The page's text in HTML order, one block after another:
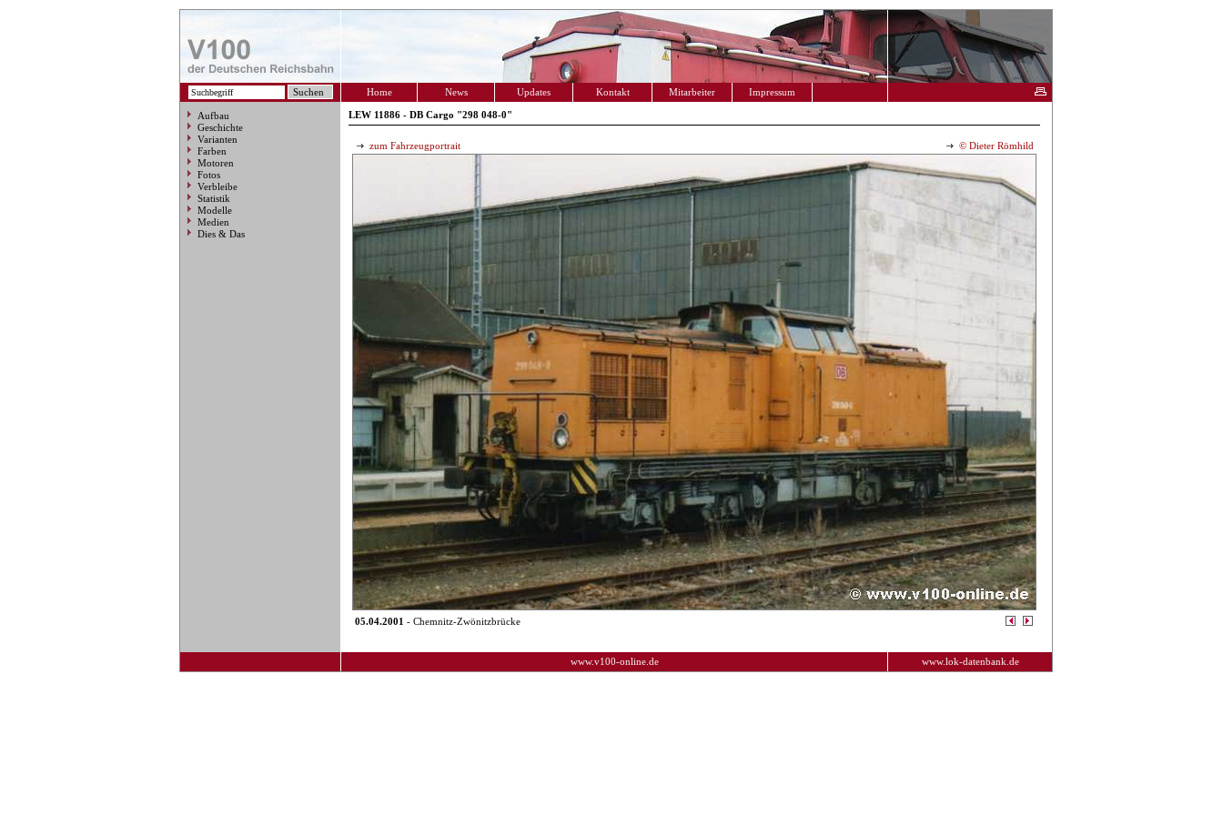
Home News Updates Kontakt Mitarbeiter Impressum
Aufbau
Geschichte
Varianten
Farben
Motoren
Fotos
Verbleibe
Statistik
Modelle
Medien
Dies & Das
LEW 11886 - DB Cargo "298 048-0"
zum Fahrzeugportrait © Dieter Römhild
05.04.2001 - Chemnitz-Zwönitzbrücke
www.v100-online.de www.lok-datenbank.de